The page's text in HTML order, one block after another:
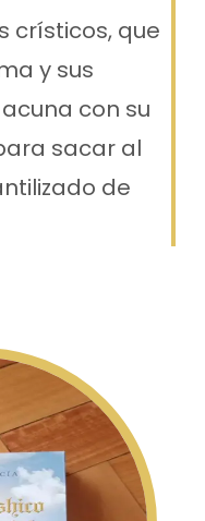
crísticos, que
y sus
con su
sacar al
de